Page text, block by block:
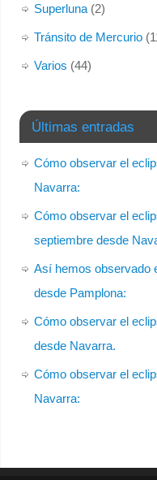
Superluna(2)
Tránsito de Mercurio
Varios (44)
Últimas entradas
Cómo observar el
Navarra:
Cómo observar el
septiembre desde
Así hemos observado
desde Pamplona:
Cómo observar el
desde Navarra.
Cómo observar el
Navarra: